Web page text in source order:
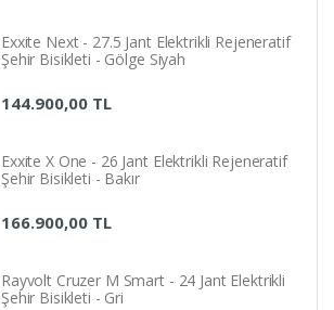
Exxite Next - 27.5 Jant Elektrikli Rejeneratif
Şehir Bisikleti - Gölge Siyah
144.900,00 TL
Exxite X One - 26 Jant Elektrikli Rejeneratif
Şehir Bisikleti - Bakır
166.900,00 TL
Rayvolt Cruzer M Smart - 24 Jant Elektrikli
Şehir Bisikleti - Gri